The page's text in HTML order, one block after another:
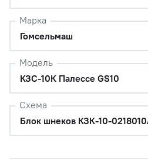
Марка
Гомсельмаш
Модель
КЗС-10К Палессе GS10
Схема
Блок шнеков КЗК-10-